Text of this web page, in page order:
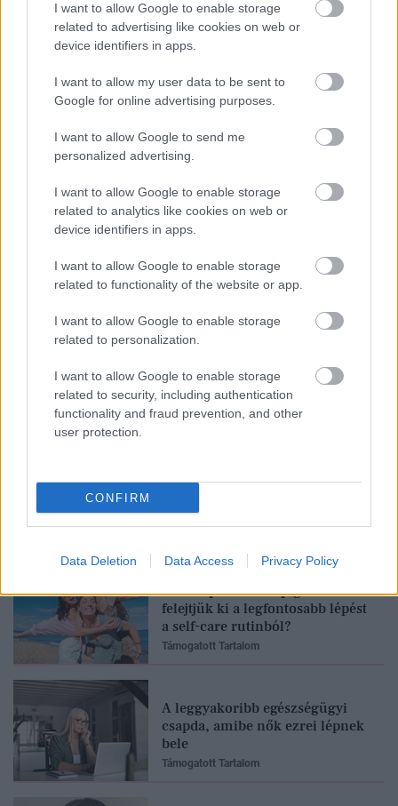
I want to allow Google to enable storage
related to advertising like cookies on web or
device identifiers in apps.
I want to allow my user data to be sent to
Google for online advertising purposes.
I want to allow Google to send me
personalized advertising.
I want to allow Google to enable storage
related to analytics like cookies on web or
device identifiers in apps.
I want to allow Google to enable storage
related to functionality of the website or app.
I want to allow Google to enable storage
related to personalization.
I want to allow Google to enable storage
related to security, including authentication
functionality and fraud prevention, and other
user protection.
CONFIRM
Data Deletion Data Access Privacy Policy
A műsorvezetőnő sokszor segít népszerűségével
jótékonysági akciókat, az állatvédelem különösen
Küldés
Messengeren
keresőben könnyebben megtaláld a
glamour.hu cikkeit
TAKÁCS NÓRA GLAMOUR WOMEN OF THE YEAR GLAMOUR
Kövesd a Glamour cikkeit aGoogle hírekben
Glow-up tetőtől talpig: miért
felejtjük ki a legfontosabb lépést
a self-care rutinból?
Támogatott Tartalom
A leggyakoribb egészségügyi
csapda, amibe nők ezrei lépnek
bele
Támogatott Tartalom